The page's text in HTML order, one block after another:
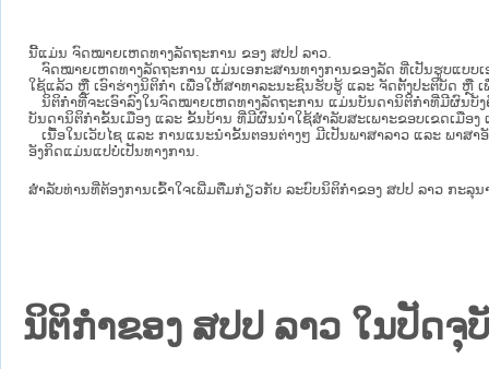
ນີ້ແມ່ນ ຈົດໝາຍເຫດທາງລັດຖະການ ຂອງ ສປປ ລາວ.
ຈົດໝາຍເຫດທາງລັດຖະການ ແມ່ນ​ເອ​ກະ​ສານ​ທາງ​ການ​ຂອງ​ລັດ ທີ່​ເປັນ​ຮູບ​ແບບ​
ໃຊ້ແລ້ວ ຫຼື ເອົາຮ່າງນິຕິກໍາ ເພື່ອໃຫ້​ສາ​ທາ​ລະ​ນະ​ຊົນ​ຮັບ​ຮູ້ ແລະ ຈັດ​ຕັ້ງ​ປະ​ຕິ​ບັດ ຫຼື
ນິ​ຕິ​ກຳ​ທີ່​ຈະ​ເອົາ​ລົງ​ໃນ​ຈົດ​ໝາຍ​ເຫດ​ທາງ​ລັດ​ຖະ​ການ ​ແມ່ນ​ບັນ​ດາ​ນິ​ຕິ​ກຳ​ທີ່​ມີ​ຜົນ​ບັ
ບັນ​ດານິ​ຕິ​ກຳ​ຂັ້ນ​ເມືອງ ແລະ ຂັ້ນ​ບ້ານ ​ທີ່​ມີ​ຜົນ​ນຳ​ໃຊ້​ສຳ​ລັບ​ສະ​ເພາະ​ຂອບ​ເຂດ​ເມືອງ
ເນື້ອໃນ​ເວັບ​ໄຊ​ ແລະ ການແນະນໍາຂັ້ນຕອນຕ່າງໆ ມີເປັນພາສາລາວ ແລະ ພາສ
ອັງກິດແມ່ນແປບໍ່ເປັນທາງການ.
ສໍາລັບທ່ານທີ່ຕ້ອງການເຂົ້າໃຈເພີ່ມຕື່ມກ່ຽວກັບ ລະບົບນິຕິກຳຂອງ ສປປ ລາວ ກະລຸນ
ນິຕິກຳຂອງ ສປປ ລາວ ໃນປັດ